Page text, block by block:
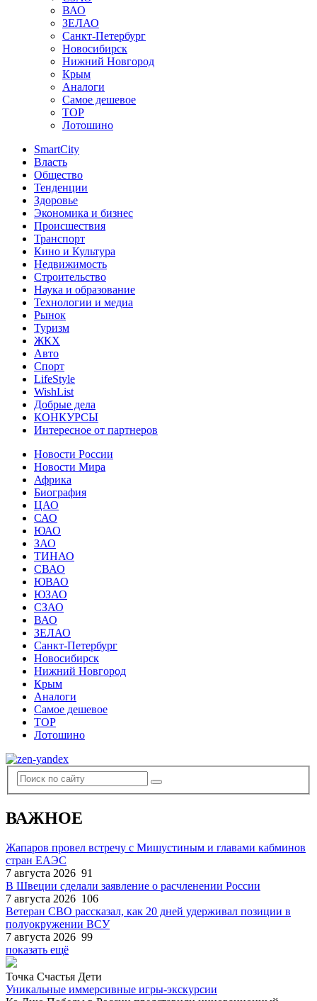
ВАО
ЗЕЛАО
Санкт-Петербург
Новосибирск
Нижний Новгород
Крым
Аналоги
Самое дешевое
TOP
Лотошино
SmartCity
Власть
Общество
Тенденции
Здоровье
Экономика и бизнес
Происшествия
Транспорт
Кино и Культура
Недвижимость
Строительство
Наука и образование
Технологии и медиа
Рынок
Туризм
ЖКХ
Авто
Спорт
LifeStyle
WishList
Добрые дела
КОНКУРСЫ
Интересное от партнеров
Новости России
Новости Мира
Африка
Биография
ЦАО
САО
ЮАО
ЗАО
ТИНАО
СВАО
ЮВАО
ЮЗАО
СЗАО
ВАО
ЗЕЛАО
Санкт-Петербург
Новосибирск
Нижний Новгород
Крым
Аналоги
Самое дешевое
TOP
Лотошино
ВАЖНОЕ
Жапаров провел встречу с Мишустиным и главами кабминов
стран ЕАЭС
7 августа 2026 91
В Швеции сделали заявление о расчленении России
7 августа 2026 106
Ветеран СВО рассказал, как 20 дней удерживал позиции в
полуокружении ВСУ
7 августа 2026 99
показать ещё
Точка Счастья Дети
Уникальные иммерсивные игры-экскурсии